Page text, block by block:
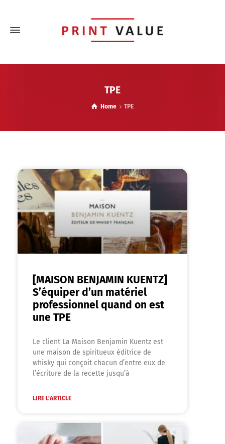
TPE
Home TPE
[MAISON BENJAMIN KUENTZ]
S’équiper d’un matériel
professionnel quand on est
une TPE
Le client La Maison Benjamin Kuentz est
une maison de spiritueux éditrice de
whisky qui conçoit chacun d’entre eux de
l’écriture de la recette jusqu’à
LIRE L'ARTICLE